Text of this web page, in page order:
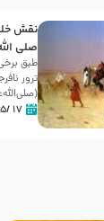
نقش
صلی
طبق
ترور
۱۷ /۰۵/ ۱۴۰۵